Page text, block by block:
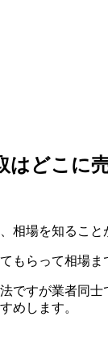
はどこに
相場を知るこ
もらって相場ま
ですが業者同
めします。